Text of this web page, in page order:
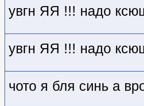
увгн ЯЯ !!! надо
увгн ЯЯ !!! надо
чото я бля синь а